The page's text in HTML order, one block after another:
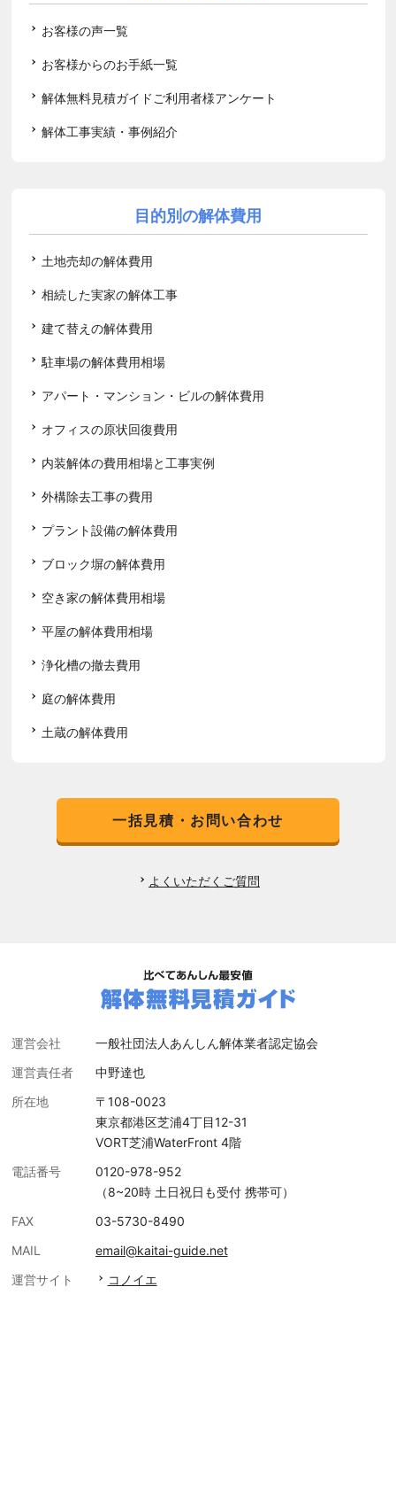
お客様の声一覧
お客様からのお手紙一覧
解体無料見積ガイドご利用者様アンケート
解体工事実績・事例紹介
目的別の解体費用
土地売却の解体費用
相続した実家の解体工事
建て替えの解体費用
駐車場の解体費用相場
アパート・マンション・ビルの解体費用
オフィスの原状回復費用
内装解体の費用相場と工事実例
外構除去工事の費用
プラント設備の解体費用
ブロック塀の解体費用
空き家の解体費用相場
平屋の解体費用相場
浄化槽の撤去費用
庭の解体費用
土蔵の解体費用
一括見積・お問い合わせ
よくいただくご質問
運営会社
一般社団法人あんしん解体業者認定協会
運営責任者
中野達也
所在地
〒108-0023
東京都港区芝浦4丁目12-31
VORT芝浦WaterFront 4階
電話番号
0120-978-952
（8~20時 土日祝日も受付 携帯可）
FAX
03-5730-8490
MAIL
email@kaitai-guide.net
運営サイト
コノイエ